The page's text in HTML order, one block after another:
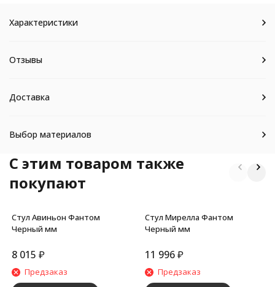
Характеристики
Отзывы
Доставка
Выбор материалов
C этим товаром также
покупают
Стул Авиньон Фантом
Черный мм
8 015 ₽
Предзаказ
Стул Мирелла Фантом
Черный мм
11 996 ₽
Предзаказ